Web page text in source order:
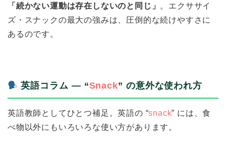
「続かない運動は存在しないのと同じ」 。エクササイ
ズ・スナックの最大の強みは、圧倒的な続けやすさに
あるのです。
英語コラム ― “Snack” の意外な使われ方
英語教師としてひとつ補足。英語の “snack” には、食
べ物以外にもいろいろな使い方があります。